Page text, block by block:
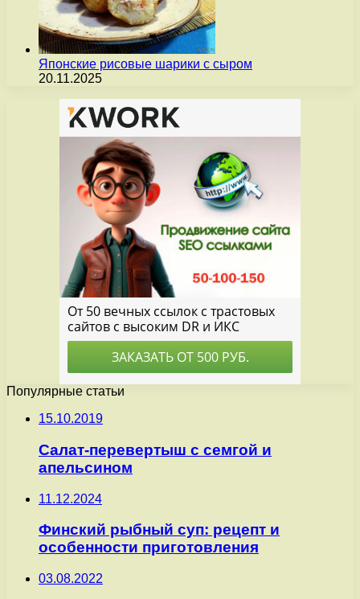
Японские рисовые шарики с сыром
20.11.2025
Популярные статьи
15.10.2019
Салат-перевертыш с семгой и
апельсином
11.12.2024
Финский рыбный суп: рецепт и
особенности приготовления
03.08.2022